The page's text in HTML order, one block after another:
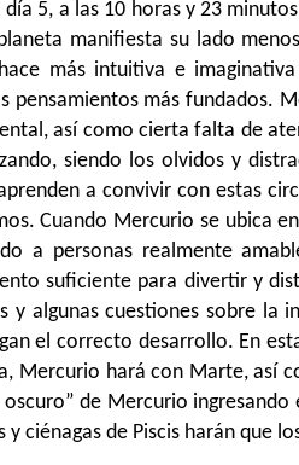
5, a las 10 horas y 23
manifiesta su lado
más intuitiva e
pensamientos más fundados.
así como cierta falta de
siendo los olvidos y
a convivir con estas
Cuando Mercurio se ubica
a personas realmente
suficiente para divertir y
algunas cuestiones sobre la
el correcto desarrollo. En
Mercurio hará con Marte, así
de Mercurio
ciénagas de Piscis harán que